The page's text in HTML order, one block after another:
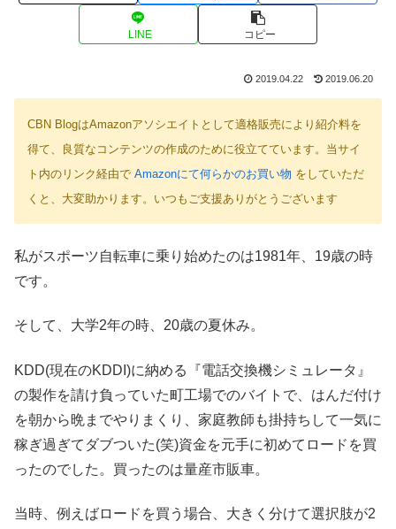
LINE コピー
2019.04.22 2019.06.20
CBN BlogはAmazonアソシエイトとして適格販売により紹介料を
得て、良質なコンテンツの作成のために役立てています。当サイ
ト内のリンク経由で Amazonにて何らかのお買い物 をしていただ
くと、大変助かります。いつもご支援ありがとうございます
私がスポーツ自転車に乗り始めたのは1981年、19歳の時
です。
そして、大学2年の時、20歳の夏休み。
KDD(現在のKDDI)に納める『電話交換機シミュレータ』
の製作を請け負っていた町工場でのバイトで、はんだ付け
を朝から晩までやりまくり、家庭教師も掛持ちして一気に
稼ぎ過ぎてダブついた(笑)資金を元手に初めてロードを買
ったのでした。買ったのは量産市販車。
当時、例えばロードを買う場合、大きく分けて選択肢が2